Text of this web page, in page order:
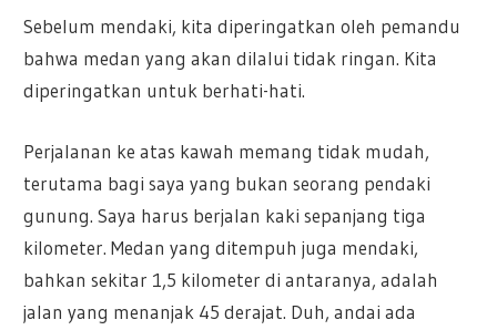
Sebelum mendaki, kita diperingatkan oleh pemandu
bahwa medan yang akan dilalui tidak ringan. Kita
diperingatkan untuk berhati-hati.
Perjalanan ke atas kawah memang tidak mudah,
terutama bagi saya yang bukan seorang pendaki
gunung. Saya harus berjalan kaki sepanjang tiga
kilometer. Medan yang ditempuh juga mendaki,
bahkan sekitar 1,5 kilometer di antaranya, adalah
jalan yang menanjak 45 derajat. Duh, andai ada